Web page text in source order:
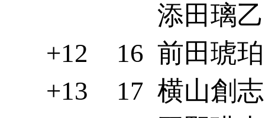
添田璃
+12
16 前田琥
+13
17 横山創